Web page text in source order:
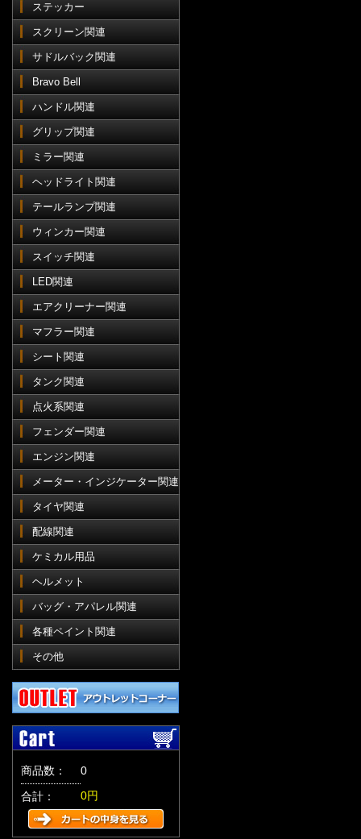
ステッカー
スクリーン関連
サドルバック関連
Bravo Bell
ハンドル関連
グリップ関連
ミラー関連
ヘッドライト関連
テールランプ関連
ウィンカー関連
スイッチ関連
LED関連
エアクリーナー関連
マフラー関連
シート関連
タンク関連
点火系関連
フェンダー関連
エンジン関連
メーター・インジケーター関連
タイヤ関連
配線関連
ケミカル用品
ヘルメット
バッグ・アパレル関連
各種ペイント関連
その他
商品数：
0
合計：
0円